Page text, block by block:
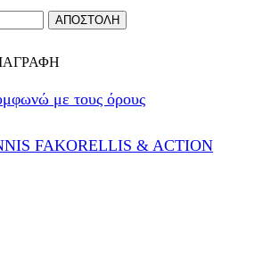
με τους όρους
FAKORELLIS & ACTION